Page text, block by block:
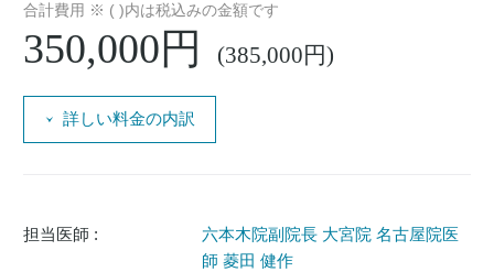
合計費用 ※ ( )内は税込みの金額です
350,000円 (385,000円)
詳しい料金の内訳
担当医師 :
六本木院副院長 大宮院 名古屋院医
師 菱田 健作